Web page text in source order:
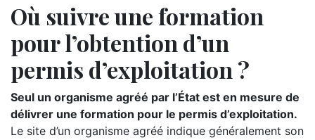
Où suivre une formation
pour l’obtention d’un
permis d’exploitation ?
Seul un organisme agréé par l’État est en mesure de
délivrer une formation pour le permis d’exploitation.
Le site d’un organisme agréé indique généralement son